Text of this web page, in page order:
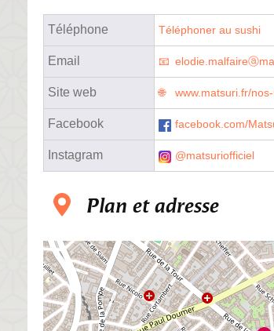
Téléphone Téléphoner au sushi
Email
Site web www.matsuri.fr/
Facebook facebook.com/
Instagram @matsuriofficiel
Plan et adresse